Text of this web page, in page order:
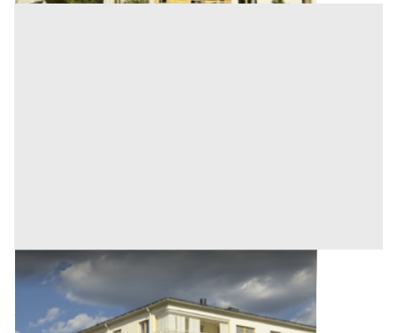
Asta ---
Offerta minima
26.250 € 35.000 €